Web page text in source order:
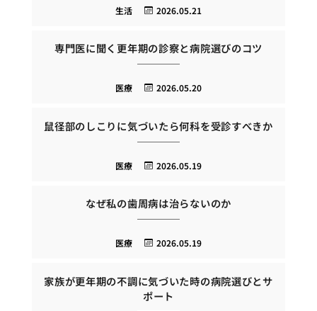
2026.05.21
生活
専門医に聞く更年期の診察と病院選びのコツ
2026.05.20
医療
鼠径部のしこりに気づいたら何科を受診すべきか
2026.05.19
医療
なぜ私の歯周病は治らないのか
2026.05.19
医療
家族が更年期の不調に気づいた時の病院選びとサ
ポート